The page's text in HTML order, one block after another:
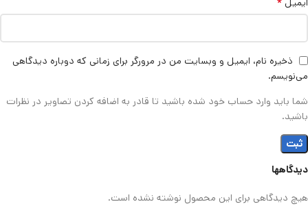
دیدگاهها
هیچ دیدگاهی برای این محصول نوشته نشده است.
ایمیل
ذخیره نام، ایمیل و وبسایت من در مرورگر برای زمانی که دوباره دیدگاهی
می‌نویسم.
شما باید وارد حساب خود شده باشید تا قادر به اضافه کردن تصاویر در نظرات
باشید.